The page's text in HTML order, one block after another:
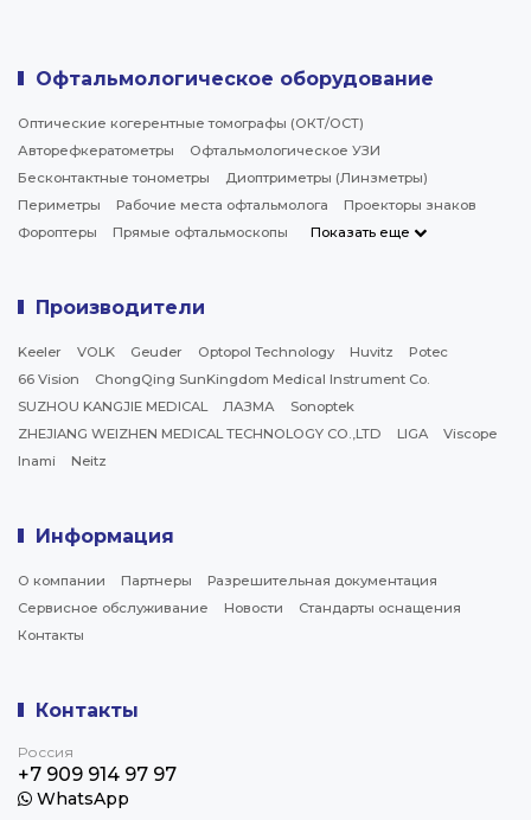
Офтальмологическое оборудование
Оптические когерентные томографы (ОКТ/ОСТ)
Авторефкератометры
Офтальмологическое УЗИ
Бесконтактные тонометры
Диоптриметры (Линзметры)
Периметры
Рабочие места офтальмолога
Проекторы знаков
Фороптеры
Прямые офтальмоскопы Показать еще
Производители
Keeler VOLK Geuder Optopol Technology Huvitz
Potec
66 Vision
ChongQing SunKingdom Medical Instrument Co.
SUZHOU KANGJIE MEDICAL
ЛАЗМА
Sonoptek
ZHEJIANG WEIZHEN MEDICAL TECHNOLOGY CO.,LTD
LIGA
Viscope
Inami
Neitz
Информация
О компании Партнеры
Разрешительная документация
Сервисное обслуживание
Новости
Стандарты оснащения
Контакты
Контакты
Россия
+7 909 914 97 97
WhatsApp